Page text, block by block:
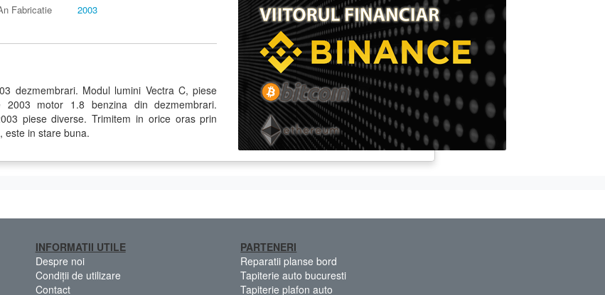
Fabricatie 2003
dezmembrari. Modul lumini Vectra C, piese
motor 1.8 benzina din dezmembrari.
piese diverse. Trimitem in orice oras prin
este in stare buna.
INFORMATII UTILE
Despre noi
Condiții de utilizare
Contact
PARTENERI
Reparatii planse bord
Tapiterie auto bucuresti
Tapiterie plafon auto